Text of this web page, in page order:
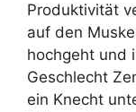
Produktivität
auf den
hochgeht und
Geschlecht
ein Knecht